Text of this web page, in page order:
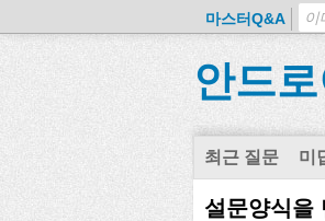
마스터Q&A
안드
최근 질문 미
설문양식을